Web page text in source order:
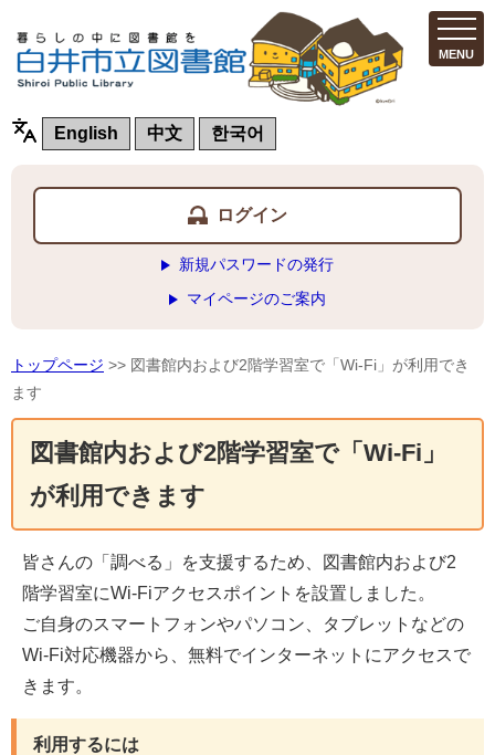
MENU
English 中文 한국어
ログイン
新規パスワードの発行
マイページのご案内
トップページ >> 図書館内および2階学習室で「Wi-Fi」が利用でき
ます
図書館内および2階学習室で「Wi-Fi」
が利用できます
皆さんの「調べる」を支援するため、図書館内および2
階学習室にWi-Fiアクセスポイントを設置しました。
ご自身のスマートフォンやパソコン、タブレットなどの
Wi-Fi対応機器から、無料でインターネットにアクセスで
きます。
利用するには